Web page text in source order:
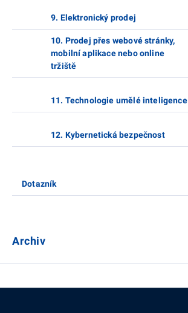
9. Elektronický prodej
10. Prodej přes webové stránky,
mobilní aplikace nebo online
tržiště
11. Technologie umělé inteligence
12. Kybernetická bezpečnost
Dotazník
Archiv